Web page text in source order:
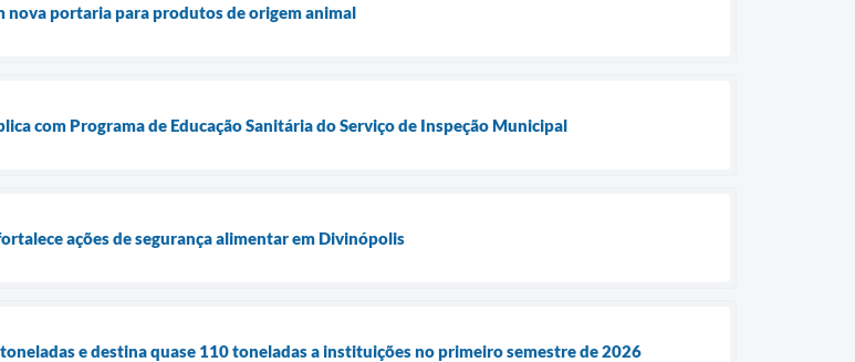
portaria para produtos de origem animal
com Programa de Educação Sanitária do Serviço de Inspeção Municipal
ações de segurança alimentar em Divinópolis
e destina quase 110 toneladas a instituições no primeiro semestre de 2026